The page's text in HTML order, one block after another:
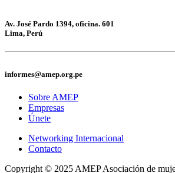
Av. José Pardo 1394, oficina. 601
Lima, Perú
informes@amep.org.pe
Sobre AMEP
Empresas
Únete
Networking Internacional
Contacto
Copyright © 2025 AMEP Asociación de